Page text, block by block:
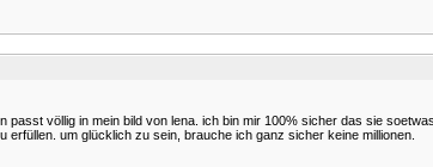
völlig in mein bild von lena. ich bin mir 100% sicher das sie
um glücklich zu sein, brauche ich ganz sicher keine millionen.